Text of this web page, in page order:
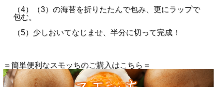
（4）（3）の海苔を折りたたんで包み、更にラップで
包む。
（5）少しおいてなじませ、半分に切って完成！
＝簡単便利なスモッちのご購入はこちら＝